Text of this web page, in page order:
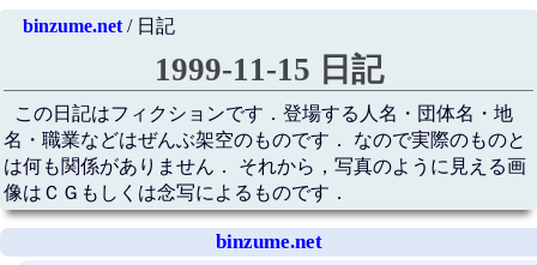
binzume.net/ 日記
1999-11-15 日記
この日記はフィクションです．登場する人名・団体名・地
名・職業などはぜんぶ架空のものです． なので実際のものと
は何も関係がありません． それから，写真のように見える画
像はＣＧもしくは念写によるものです．
binzume.net